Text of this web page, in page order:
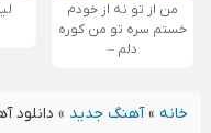
من از تو نه از خودم
خستم سره تو من کوره
دلم –
خانه»آهنگ جدید » دانلود